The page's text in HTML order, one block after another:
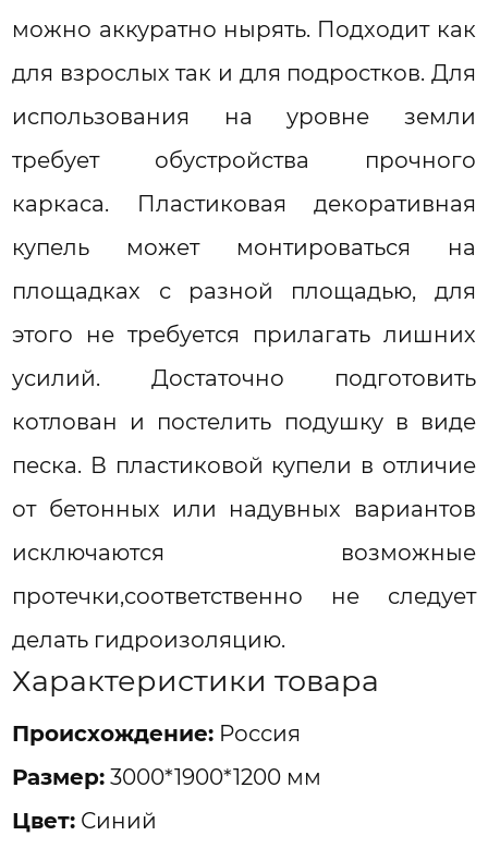
можно аккуратно нырять. Подходит как
для взрослых так и для подростков. Для
использования на уровне земли
требует обустройства прочного
каркаса. Пластиковая декоративная
купель может монтироваться на
площадках с разной площадью, для
этого не требуется прилагать лишних
усилий. Достаточно подготовить
котлован и постелить подушку в виде
песка. В пластиковой купели в отличие
от бетонных или надувных вариантов
исключаются возможные
протечки,соответственно не следует
делать гидроизоляцию.
Характеристики товара
Проиcхождение: Россия
Размер: 3000*1900*1200 мм
Цвет: Синий